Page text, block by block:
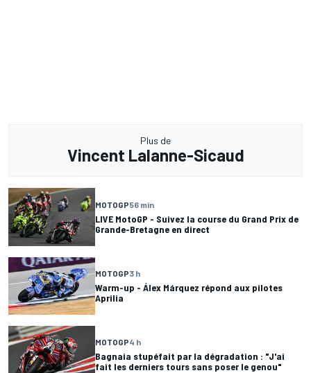
Plus de
Vincent Lalanne-Sicaud
MOTOGP56 min
LIVE MotoGP - Suivez la course du Grand Prix de
Grande-Bretagne en direct
MOTOGP3 h
Warm-up - Álex Márquez répond aux pilotes
Aprilia
MOTOGP4 h
Bagnaia stupéfait par la dégradation : "J'ai
fait les derniers tours sans poser le genou"